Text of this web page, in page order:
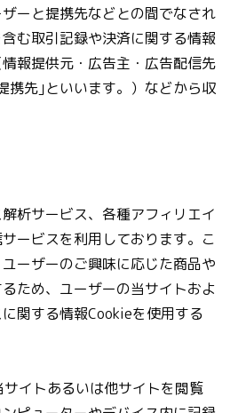
ーと提携先などとの間でなされ
む取引記録や決済に関する情報
報提供元・広告主・広告配信先
携先｣といいます。）などから収
析サービス、各種アフィリエイ
ービスを利用しております。こ
ーザーのご興味に応じた商品や
ため、ユーザーの当サイトおよ
関する情報Cookieを使用する
イトあるいは他サイトを閲覧